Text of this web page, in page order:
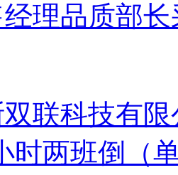
理品质部长
联科技有限
时两班倒（